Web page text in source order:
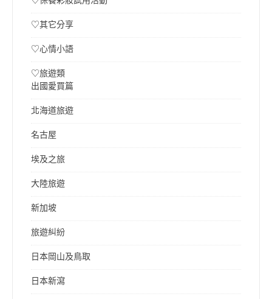
♡其它分享
♡心情小語
♡旅遊類
出國愛買篇
北海道旅遊
名古屋
埃及之旅
大陸旅遊
新加坡
旅遊糾紛
日本岡山及鳥取
日本新瀉